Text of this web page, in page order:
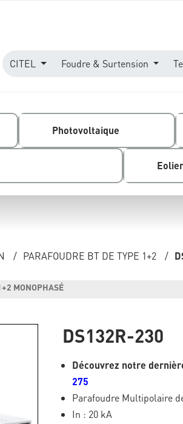
CITEL Foudre & Surtension
Photovoltaique
/ PARAFOUDRE BT DE TYPE 1+2 /
MONOPHASÉ
DS132R-230
Découvrez notre
275
Parafoudre Multipolaire
In : 20 kA